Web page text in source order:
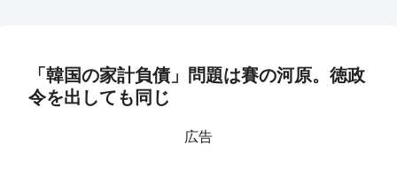
「韓国の家計負債」問題は賽の河原。徳政
令を出しても同じ
広告